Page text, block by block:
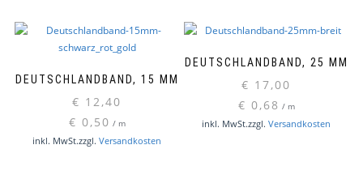
DEUTSCHLANDBAND, 15 MM
€ 12,40
€ 0,50 / m
inkl. MwSt.zzgl. Versandkosten
DEUTSCHLANDBAND, 25 MM
€ 17,00
€ 0,68 / m
inkl. MwSt.zzgl. Versandkosten